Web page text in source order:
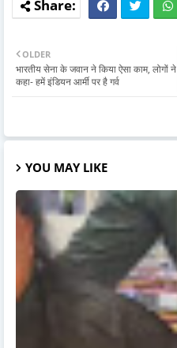
OLDER
भारतीय सेना के जवान ने किया ऐसा काम, लोगों ने
कहा- हमें इंडियन आर्मी पर है गर्व
YOU MAY LIKE